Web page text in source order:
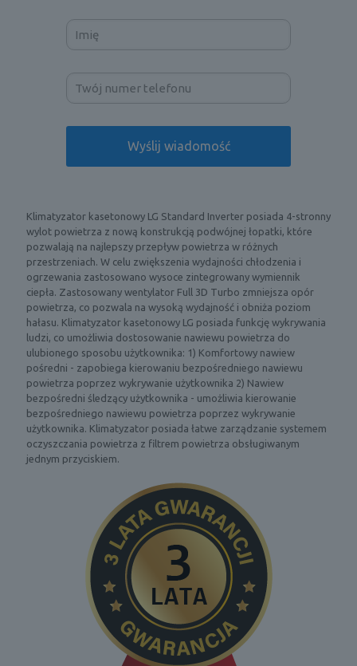
Klimatyzator kasetonowy LG Standard Inverter posiada 4-stronny
wylot powietrza z nową konstrukcją podwójnej łopatki, które
pozwalają na najlepszy przepływ powietrza w różnych
przestrzeniach. W celu zwiększenia wydajności chłodzenia i
ogrzewania zastosowano wysoce zintegrowany wymiennik
ciepła. Zastosowany wentylator Full 3D Turbo zmniejsza opór
powietrza, co pozwala na wysoką wydajność i obniża poziom
hałasu. Klimatyzator kasetonowy LG posiada funkcję wykrywania
ludzi, co umożliwia dostosowanie nawiewu powietrza do
ulubionego sposobu użytkownika: 1) Komfortowy nawiew
pośredni - zapobiega kierowaniu bezpośredniego nawiewu
powietrza poprzez wykrywanie użytkownika 2) Nawiew
bezpośredni śledzący użytkownika - umożliwia kierowanie
bezpośredniego nawiewu powietrza poprzez wykrywanie
użytkownika. Klimatyzator posiada łatwe zarządzanie systemem
oczyszczania powietrza z filtrem powietrza obsługiwanym
jednym przyciskiem.